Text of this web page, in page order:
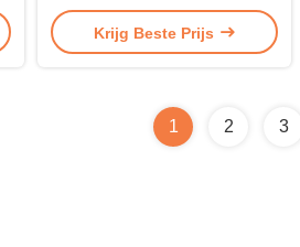
de Luchtgeur Draagbare het
Aromaverspreider
Krijg Beste Prijs
1 2 3